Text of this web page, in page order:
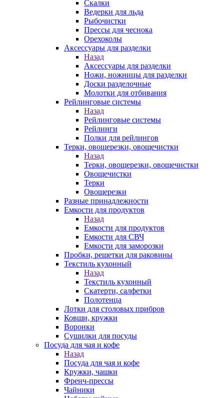
Скалки
Ведерки для льда
Рыбочистки
Прессы для чеснока
Орехоколы
Аксессуары для разделки
Назад
Аксессуары для разделки
Ножи, ножницы для разделки
Доски разделочные
Молотки для отбивания
Рейлинговые системы
Назад
Рейлинговые системы
Рейлинги
Полки для рейлингов
Терки, овощерезки, овощечистки
Назад
Терки, овощерезки, овощечистки
Овощечистки
Терки
Овощерезки
Разные принадлежности
Емкости для продуктов
Назад
Емкости для продуктов
Емкости для СВЧ
Емкости для заморозки
Пробки, решетки для раковины
Текстиль кухонный
Назад
Текстиль кухонный
Скатерти, салфетки
Полотенца
Лотки для столовых прибров
Ковши, кружки
Воронки
Сушилки для посуды
Посуда для чая и кофе
Назад
Посуда для чая и кофе
Кружки, чашки
Френч-прессы
Чайники